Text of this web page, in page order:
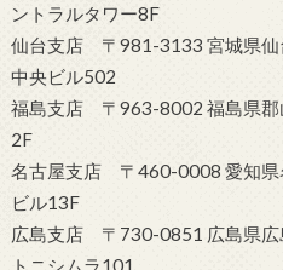
ントラルタワー8F
仙台支店 〒981-3133 宮城県仙
中央ビル502
福島支店 〒963-8002 福島県
2F
名古屋支店 〒460-0008 愛知県
ビル13F
広島支店 〒730-0851 広島県広
トニシムラ101